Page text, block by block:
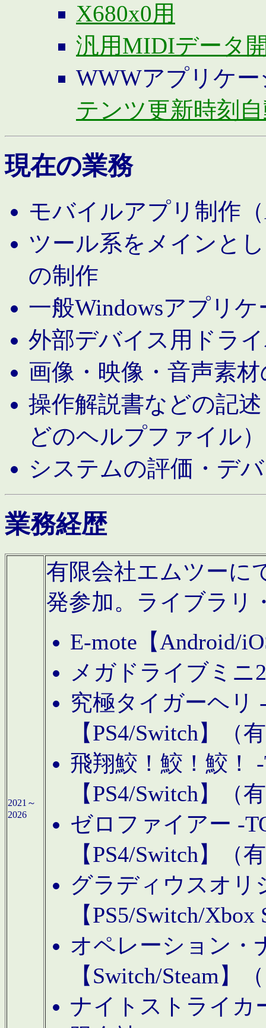
X680x0用
汎用MIDIデータ
WWWアプリケ
テンツ更新時刻
現在の業務
モバイルアプリ制作
ツール系をメインと
の制作
一般Windowsアプリ
外部デバイス用ドラ
画像・映像・音声素
操作解説書などの記
どのヘルプファイル）
システムの評価・デ
業務経歴
2021～
2026
有限会社エムツーに
発参加。ライブラリ
E-mote【Android/
メガドライブミニ
究極タイガーヘリ
【PS4/Switch】（
飛翔鮫！鮫！鮫！
【PS4/Switch】（
ゼロファイアー -
【PS4/Switch】（
グラディウスオリ
【PS5/Switch/
オペレーション・
【Switch/Steam】
ナイトストライカ